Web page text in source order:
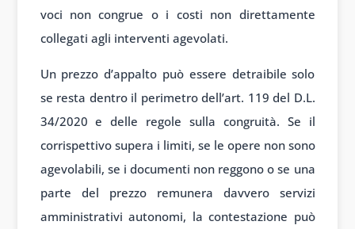
voci non congrue o i costi non direttamente
collegati agli interventi agevolati.
Un prezzo d’appalto può essere detraibile solo
se resta dentro il perimetro dell’art. 119 del D.L.
34/2020 e delle regole sulla congruità. Se il
corrispettivo supera i limiti, se le opere non sono
agevolabili, se i documenti non reggono o se una
parte del prezzo remunera davvero servizi
amministrativi autonomi, la contestazione può